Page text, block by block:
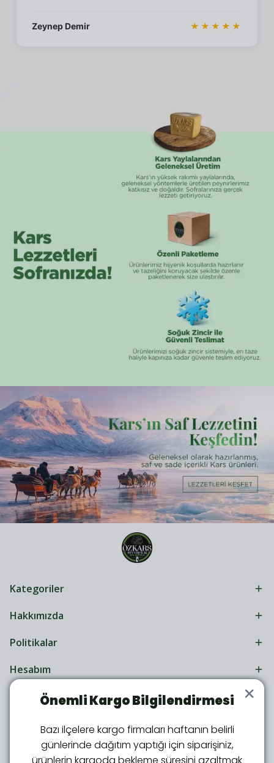
Zeynep Demir ★★★★★
Kategoriler
Hakkımızda
Politikalar
Hesabım
Önemli Kargo Bilgilendirmesi
Bazı ilçelere kargo firmaları haftanın belirli
günlerinde dağıtım yaptığı için siparişiniz,